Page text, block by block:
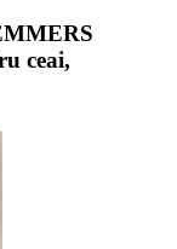
ceai,